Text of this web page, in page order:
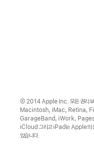
© 2014 Apple Inc. 모든 권리
Macintosh, iMac, Retina,
GarageBand, iWork,
iCloud 그리고 iPad는 Apple의 상
있습니다.